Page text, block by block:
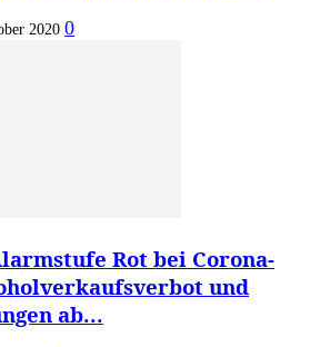
2020 0
Rot bei Corona-
und
ab...